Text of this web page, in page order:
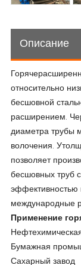
Описание
относительно
бесшовной
расширением.
диаметра трубы
волочения.
позволяет
бесшовных труб
эффективностью
международные
Применение
Бумажная
Сахарный завод